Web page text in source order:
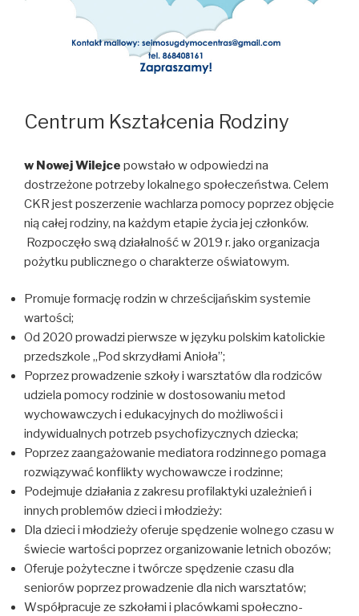
Centrum Kształcenia Rodziny
w Nowej Wilejce powstało w odpowiedzi na
dostrzeżone potrzeby lokalnego społeczeństwa. Celem
CKR jest poszerzenie wachlarza pomocy poprzez objęcie
nią całej rodziny, na każdym etapie życia jej członków.
Rozpoczęło swą działalność w 2019 r. jako organizacja
pożytku publicznego o charakterze oświatowym.
Promuje formację rodzin w chrześcijańskim systemie
wartości;
Od 2020 prowadzi pierwsze w języku polskim katolickie
przedszkole „Pod skrzydłami Anioła”;
Poprzez prowadzenie szkoły i warsztatów dla rodziców
udziela pomocy rodzinie w dostosowaniu metod
wychowawczych i edukacyjnych do możliwości i
indywidualnych potrzeb psychofizycznych dziecka;
Poprzez zaangażowanie mediatora rodzinnego pomaga
rozwiązywać konflikty wychowawcze i rodzinne;
Podejmuje działania z zakresu profilaktyki uzależnień i
innych problemów dzieci i młodzieży:
Dla dzieci i młodzieży oferuje spędzenie wolnego czasu w
świecie wartości poprzez organizowanie letnich obozów;
Oferuje pożyteczne i twórcze spędzenie czasu dla
seniorów poprzez prowadzenie dla nich warsztatów;
Współpracuje ze szkołami i placówkami społeczno-